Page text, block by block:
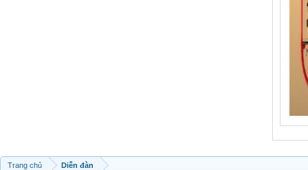
Trang chủ Diễn đàn